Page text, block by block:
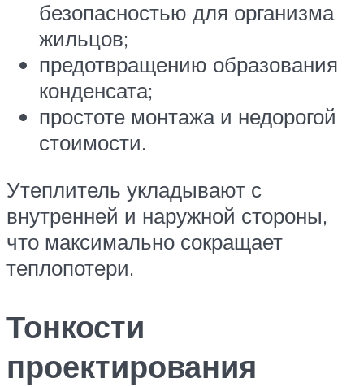
безопасностью для организма
жильцов;
предотвращению образования
конденсата;
простоте монтажа и недорогой
стоимости.
Утеплитель укладывают с
внутренней и наружной стороны,
что максимально сокращает
теплопотери.
Тонкости
проектирования